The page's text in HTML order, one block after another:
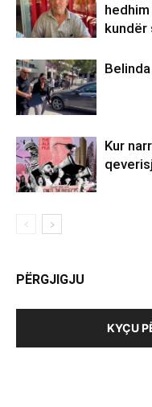
kundër
Kur
PËRGJIGJU
KYÇU